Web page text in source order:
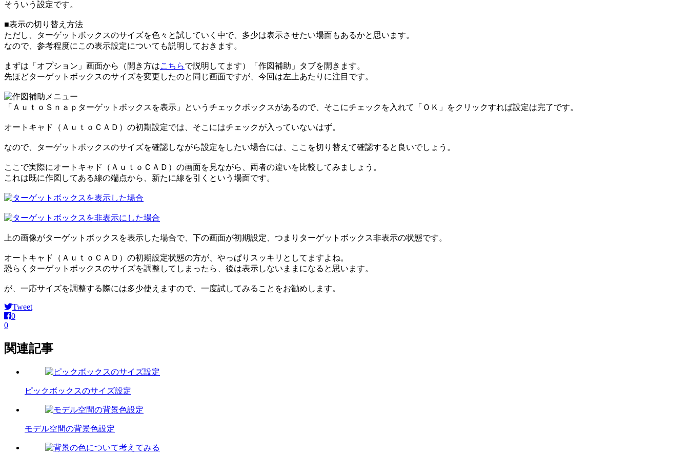
そういう設定です。
■表示の切り替え方法
ただし、ターゲットボックスのサイズを色々と試していく中で、多少は表示させたい場面もあるかと思います。
なので、参考程度にこの表示設定についても説明しておきます。
まずは「オプション」画面から（開き方はこちらで説明してます）「作図補助」タブを開きます。
先ほどターゲットボックスのサイズを変更したのと同じ画面ですが、今回は左上あたりに注目です。
「ＡｕｔｏＳｎａｐターゲットボックスを表示」というチェックボックスがあるので、そこにチェックを入れて「ＯＫ」をクリックすれば設定は完了です。
オートキャド（ＡｕｔｏＣＡＤ）の初期設定では、そこにはチェックが入っていないはず。
なので、ターゲットボックスのサイズを確認しながら設定をしたい場合には、ここを切り替えて確認すると良いでしょう。
ここで実際にオートキャド（ＡｕｔｏＣＡＤ）の画面を見ながら、両者の違いを比較してみましょう。
これは既に作図してある線の端点から、新たに線を引くという場面です。
上の画像がターゲットボックスを表示した場合で、下の画面が初期設定、つまりターゲットボックス非表示の状態です。
オートキャド（ＡｕｔｏＣＡＤ）の初期設定状態の方が、やっぱりスッキリとしてますよね。
恐らくターゲットボックスのサイズを調整してしまったら、後は表示しないままになると思います。
が、一応サイズを調整する際には多少使えますので、一度試してみることをお勧めします。
Tweet
0
0
関連記事
ピックボックスのサイズ設定
モデル空間の背景色設定